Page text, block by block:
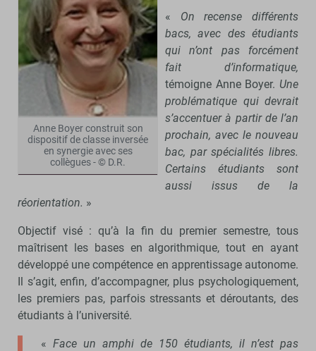
Anne Boyer construit son
dispositif de classe inversée
en synergie avec ses
collègues - © D.R.
« On recense différents
bacs, avec des étudiants
qui n’ont pas forcément
fait d’informatique,
témoigne Anne Boyer. Une
problématique qui devrait
s’accentuer à partir de l’an
prochain, avec le nouveau
bac, par spécialités libres.
Certains étudiants sont
aussi issus de la
réorientation. »
Objectif visé : qu’à la fin du premier semestre, tous
maîtrisent les bases en algorithmique, tout en ayant
développé une compétence en apprentissage autonome.
Il s’agit, enfin, d’accompagner, plus psychologiquement,
les premiers pas, parfois stressants et déroutants, des
étudiants à l’université.
« Face un amphi de 150 étudiants, il n’est pas